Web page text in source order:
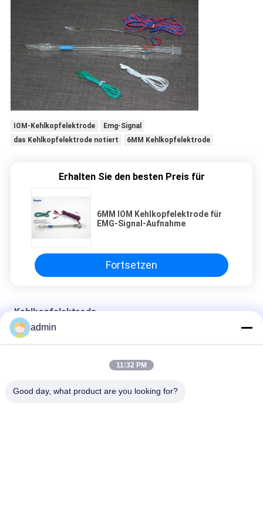
IOM-Kehlkopfelektrode
Emg-Signal
das Kehlkopfelektrode notiert
6MM Kehlkopfelektrode
Erhalten Sie den besten Preis für
6MM IOM Kehlkopfelektrode für
EMG-Signal-Aufnahme
Fortsetzen
Kehlkopfelektrode
Integrierte Elektromyografie-Kehlkopfelektrode für
Intraoperative Überwachung
Wegwerf-EMG-Kehlkopfelektrode mit Rohr für Intraoperative
admin
11:32 PM
Good day, what product are you looking for?